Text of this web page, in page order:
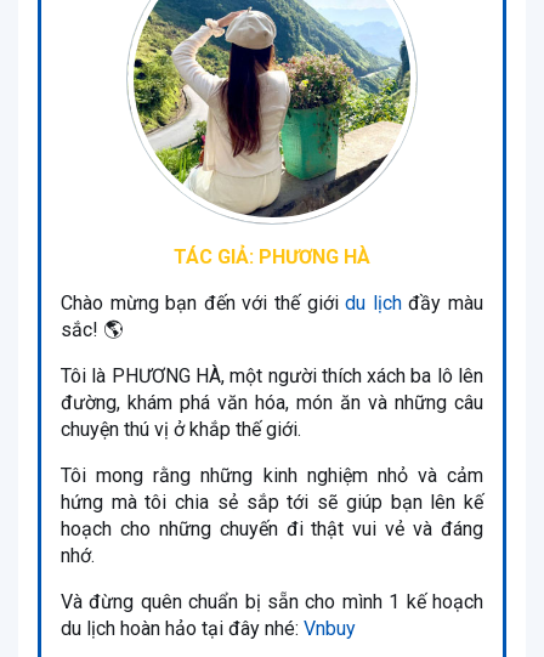
TÁC GIẢ: PHƯƠNG HÀ
Chào mừng bạn đến với thế giớidu lịchđầy màu
sắc! 🌎
Tôi là PHƯƠNG HÀ, một người thích xách ba lô lên
đường, khám phá văn hóa, món ăn và những câu
chuyện thú vị ở khắp thế giới.
Tôi mong rằng những kinh nghiệm nhỏ và cảm
hứng mà tôi chia sẻ sắp tới sẽ giúp bạn lên kế
hoạch cho những chuyến đi thật vui vẻ và đáng
nhớ.
Và đừng quên chuẩn bị sẵn cho mình 1 kế hoạch
du lịch hoàn hảo tại đây nhé: Vnbuy